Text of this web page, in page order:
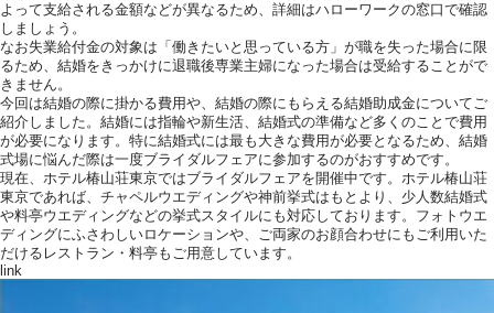
よって支給される金額などが異なるため、詳細はハローワークの窓口で確認
しましょう。
なお失業給付金の対象は「働きたいと思っている方」が職を失った場合に限
るため、結婚をきっかけに退職後専業主婦になった場合は受給することがで
きません。
今回は結婚の際に掛かる費用や、結婚の際にもらえる結婚助成金についてご
紹介しました。結婚には指輪や新生活、結婚式の準備など多くのことで費用
が必要になります。特に結婚式には最も大きな費用が必要となるため、結婚
式場に悩んだ際は一度ブライダルフェアに参加するのがおすすめです。
現在、ホテル椿山荘東京ではブライダルフェアを開催中です。ホテル椿山荘
東京であれば、チャペルウエディングや神前挙式はもとより、少人数結婚式
や料亭ウエディングなどの挙式スタイルにも対応しております。フォトウエ
ディングにふさわしいロケーションや、ご両家のお顔合わせにもご利用いた
だけるレストラン・料亭もご用意しています。
link